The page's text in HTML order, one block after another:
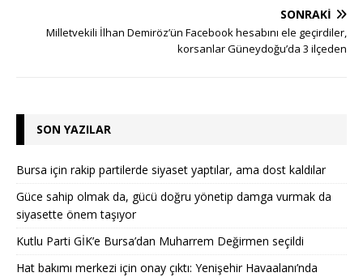
SONRAKI
Milletvekili İlhan Demiröz’ün Facebook hesabını ele geçirdiler,
korsanlar Güneydoğu’da 3 ilçeden
SON YAZILAR
Bursa için rakip partilerde siyaset yaptılar, ama dost kaldılar
Güce sahip olmak da, gücü doğru yönetip damga vurmak da
siyasette önem taşıyor
Kutlu Parti GİK’e Bursa’dan Muharrem Değirmen seçildi
Hat bakımı merkezi için onay çıktı: Yenişehir Havaalanı’nda